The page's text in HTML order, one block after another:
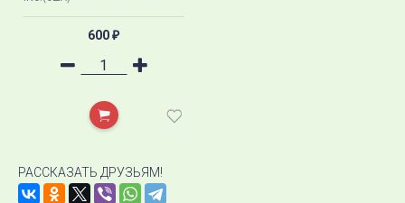
600₽
РАССКАЗАТЬ ДРУЗЬЯМ!